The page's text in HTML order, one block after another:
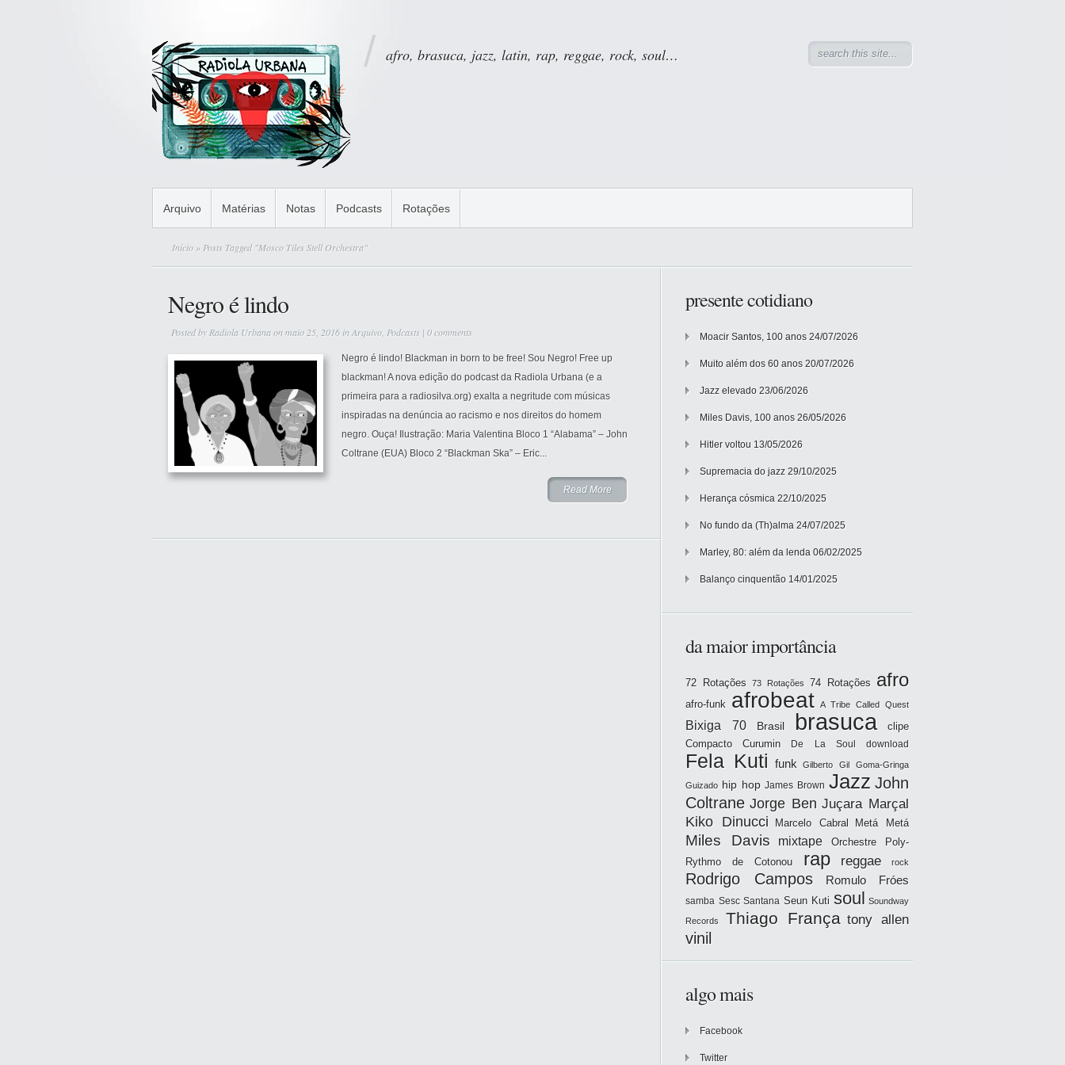
afro, brasuca, jazz, latin, rap, reggae, rock, soul…
Arquivo Matérias Notas Podcasts Rotações
Início » Posts Tagged "Mosco Tiles Stell Orchestra"
Negro é lindo
Posted by Radiola Urbanaon maio 25, 2016 inArquivo Podcasts | 0 comments
Negro é lindo! Blackman in born to be free! Sou Negro! Free up
blackman! A nova edição do podcast da Radiola Urbana (e a
primeira para a radiosilva.org) exalta a negritude com músicas
inspiradas na denúncia ao racismo e nos direitos do homem
negro. Ouça! Ilustração: Maria Valentina Bloco 1 “Alabama” – John
Coltrane (EUA) Bloco 2 “Blackman Ska” – Eric...
Read More
presente cotidiano
Moacir Santos, 100 anos 24/07/2026
Muito além dos 60 anos 20/07/2026
Jazz elevado 23/06/2026
Miles Davis, 100 anos 26/05/2026
Hitler voltou 13/05/2026
Supremacia do jazz 29/10/2025
Herança cósmica 22/10/2025
No fundo da (Th)alma 24/07/2025
Marley, 80: além da lenda 06/02/2025
Balanço cinquentão 14/01/2025
da maior importância
72 Rotações 73 Rotações 74 Rotações afro
afro-funk afrobeat A Tribe Called Quest
Bixiga 70 Brasil brasuca
clipe
Compacto
Curumin De La Soul download
Fela Kuti funk Gilberto Gil Goma-Gringa
Guizado hip hop James Brown Jazz John
Coltrane Jorge Ben Juçara Marçal
Kiko Dinucci Marcelo Cabral Metá Metá
Miles Davis mixtape
Orchestre Poly-
Rythmo de Cotonou
rap reggae rock
Rodrigo Campos Romulo Fróes
samba Sesc Santana Seun Kuti soul Soundway
Records Thiago França tony allen
vinil
algo mais
Facebook
Twitter